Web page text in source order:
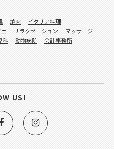
焼肉
イタリア料理
リラクゼーション
マッサージ
科 動物病院
会計事務所
US!